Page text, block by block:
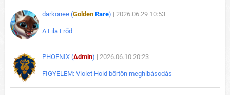
darkonee (Golden Rare) | 2026.06.29 10:53
A Lila Erőd
PHOENIX (Admin) | 2026.06.10 20:23
FIGYELEM: Violet Hold börtön meghibásodás